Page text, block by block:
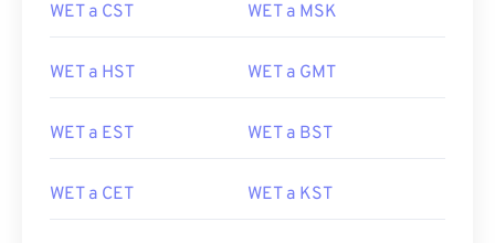
WET a CST WET a MSK
WET a HST WET a GMT
WET a EST WET a BST
WET a CET WET a KST